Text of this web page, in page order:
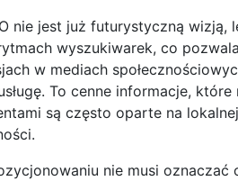
nie jest już futurystyczną
wyszukiwarek, co
w mediach
To cenne informacje,
są często oparte na
nie musi